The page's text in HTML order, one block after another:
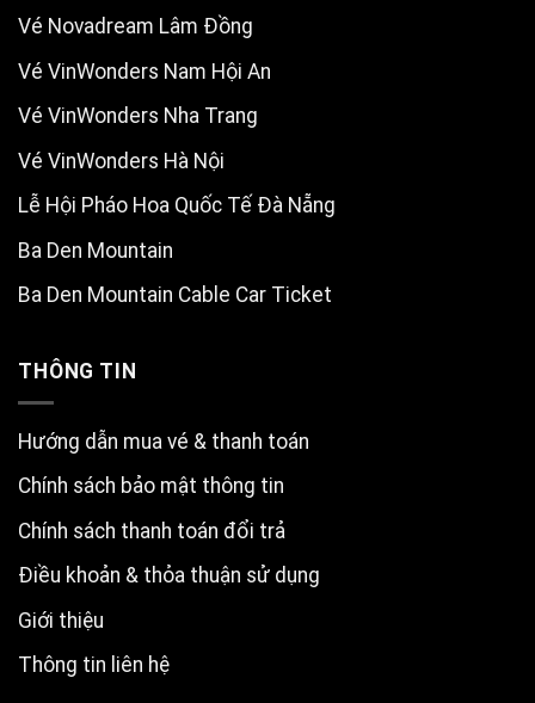
Vé Novadream Lâm Đồng
Vé VinWonders Nam Hội An
Vé VinWonders Nha Trang
Vé VinWonders Hà Nội
Lễ Hội Pháo Hoa Quốc Tế Đà Nẵng
Ba Den Mountain
Ba Den Mountain Cable Car Ticket
THÔNG TIN
Hướng dẫn mua vé & thanh toán
Chính sách bảo mật thông tin
Chính sách thanh toán đổi trả
Điều khoản & thỏa thuận sử dụng
Giới thiệu
Thông tin liên hệ